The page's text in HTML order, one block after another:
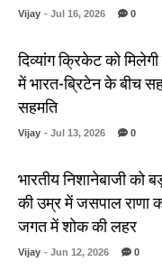
Vijay - Jul 16, 2026 0
दिव्यांग क्रिकेट को
में भारत-ब्रिटेन के बीच
सहमति
Vijay - Jul 13, 2026 0
भारतीय निशानेबाजी को
की उम्र में जसपाल राणा
जगत में शोक की लहर
Vijay - Jun 12, 2026 0